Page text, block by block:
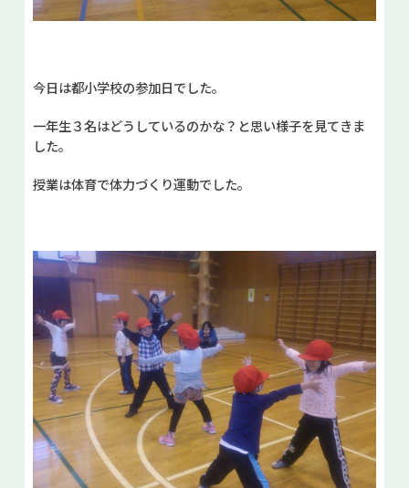
今日は都小学校の参加日でした。
一年生３名はどうしているのかな？と思い様子を見てきま
した。
授業は体育で体力づくり運動でした。